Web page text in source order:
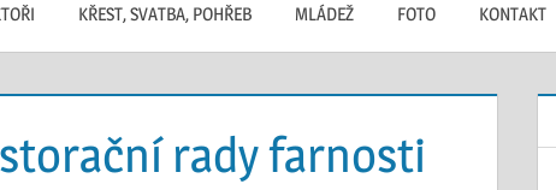
KŘEST, SVATBA, POHŘEB MLÁDEŽ FOTO KONTAKT
rady farnosti